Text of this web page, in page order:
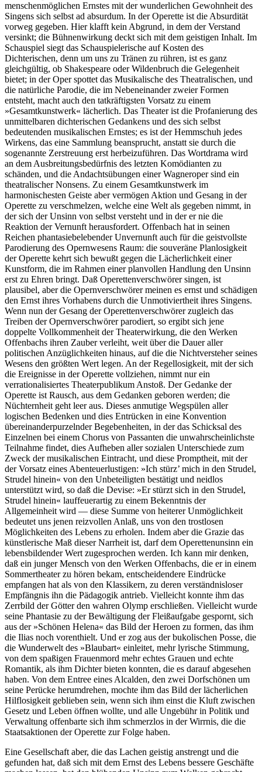
menschenmöglichen Ernstes mit der wunderlichen Gewohnheit des
Singens sich selbst ad absurdum. In der Operette ist die Absurdität
vorweg gegeben. Hier klafft kein Abgrund, in dem der Verstand
versinkt; die Bühnenwirkung deckt sich mit dem geistigen Inhalt. Im
Schauspiel siegt das Schauspielerische auf Kosten des
Dichterischen, denn um uns zu Tränen zu rühren, ist es ganz
gleichgültig, ob Shakespeare oder Wildenbruch die Gelegenheit
bietet; in der Oper spottet das Musikalische des Theatralischen, und
die natürliche Parodie, die im Nebeneinander zweier Formen
entsteht, macht auch den tatkräftigsten Vorsatz zu einem
»Gesamtkunstwerk« lächerlich. Das Theater ist die Profanierung des
unmittelbaren dichterischen Gedankens und des sich selbst
bedeutenden musikalischen Ernstes; es ist der Hemmschuh jedes
Wirkens, das eine Sammlung beansprucht, anstatt sie durch die
sogenannte Zerstreuung erst herbeizuführen. Das Wortdrama wird
an dem Ausbreitungsbedürfnis des letzten Komödianten zu
schänden, und die Andachtsübungen einer Wagneroper sind ein
theatralischer Nonsens. Zu einem Gesamtkunstwerk im
harmonischesten Geiste aber vermögen Aktion und Gesang in der
Operette zu verschmelzen, welche eine Welt als gegeben nimmt, in
der sich der Unsinn von selbst versteht und in der er nie die
Reaktion der Vernunft herausfordert. Offenbach hat in seinen
Reichen phantasiebelebender Unvernunft auch für die geistvollste
Parodierung des Opernwesens Raum: die souveräne Planlosigkeit
der Operette kehrt sich bewußt gegen die Lächerlichkeit einer
Kunstform, die im Rahmen einer planvollen Handlung den Unsinn
erst zu Ehren bringt. Daß Operettenverschwörer singen, ist
plausibel, aber die Opernverschwörer meinen es ernst und schädigen
den Ernst ihres Vorhabens durch die Unmotiviertheit ihres Singens.
Wenn nun der Gesang der Operettenverschwörer zugleich das
Treiben der Opernverschwörer parodiert, so ergibt sich jene
doppelte Vollkommenheit der Theaterwirkung, die den Werken
Offenbachs ihren Zauber verleiht, weit über die Dauer aller
politischen Anzüglichkeiten hinaus, auf die die Nichtversteher seines
Wesens den größten Wert legen. An der Regellosigkeit, mit der sich
die Ereignisse in der Operette vollziehen, nimmt nur ein
verrationalisiertes Theaterpublikum Anstoß. Der Gedanke der
Operette ist Rausch, aus dem Gedanken geboren werden; die
Nüchternheit geht leer aus. Dieses anmutige Wegspülen aller
logischen Bedenken und dies Entrücken in eine Konvention
übereinanderpurzelnder Begebenheiten, in der das Schicksal des
Einzelnen bei einem Chorus von Passanten die unwahrscheinlichste
Teilnahme findet, dies Aufheben aller sozialen Unterschiede zum
Zweck der musikalischen Eintracht, und diese Promptheit, mit der
der Vorsatz eines Abenteuerlustigen: »Ich stürz’ mich in den Strudel,
Strudel hinein« von den Unbeteiligten bestätigt und neidlos
unterstützt wird, so daß die Devise: »Er stürzt sich in den Strudel,
Strudel hinein« lauffeuerartig zu einem Bekenntnis der
Allgemeinheit wird — diese Summe von heiterer Unmöglichkeit
bedeutet uns jenen reizvollen Anlaß, uns von den trostlosen
Möglichkeiten des Lebens zu erholen. Indem aber die Grazie das
künstlerische Maß dieser Narrheit ist, darf dem Operettenunsinn ein
lebensbildender Wert zugesprochen werden. Ich kann mir denken,
daß ein junger Mensch von den Werken Offenbachs, die er in einem
Sommertheater zu hören bekam, entscheidendere Eindrücke
empfangen hat als von den Klassikern, zu deren verständnisloser
Empfängnis ihn die Pädagogik antrieb. Vielleicht konnte ihm das
Zerrbild der Götter den wahren Olymp erschließen. Vielleicht wurde
seine Phantasie zu der Bewältigung der Fleißaufgabe gespornt, sich
aus der »Schönen Helena« das Bild der Heroen zu formen, das ihm
die Ilias noch vorenthielt. Und er zog aus der bukolischen Posse, die
die Wunderwelt des »Blaubart« einleitet, mehr lyrische Stimmung,
von dem spaßigen Frauenmord mehr echtes Grauen und echte
Romantik, als ihm Dichter bieten konnten, die es darauf abgesehen
haben. Von dem Entree eines Alcalden, den zwei Dorfschönen um
seine Perücke herumdrehen, mochte ihm das Bild der lächerlichen
Hilflosigkeit geblieben sein, wenn sich ihm einst die Kluft zwischen
Gesetz und Leben öffnen wollte, und alle Ungebühr in Politik und
Verwaltung offenbarte sich ihm schmerzlos in der Wirrnis, die die
Staatsaktionen der Operette zur Folge haben.
Eine Gesellschaft aber, die das Lachen geistig anstrengt und die
gefunden hat, daß sich mit dem Ernst des Lebens bessere Geschäfte